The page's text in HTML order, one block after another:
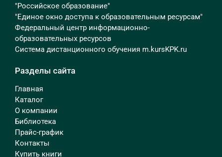
"Российское образование"
"Единое окно доступа к образовательным ресурсам"
Федеральный центр информационно-
образовательных ресурсов
Система дистанционного обучения m.kursKPK.ru
Разделы сайта
Главная
Каталог
О компании
Библиотека
Прайс-график
Контакты
Купить книги